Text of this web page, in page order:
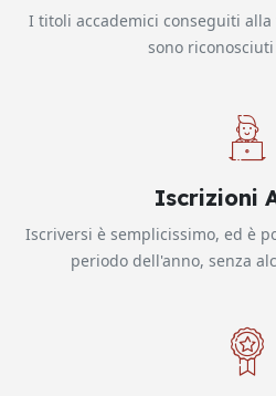
I titoli accademici conseguiti
sono
Iscrizioni
Iscriversi è semplicissimo, ed è
periodo dell'anno, senza